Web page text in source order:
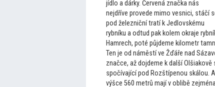
jídlo a dárky. Červená značka nás
nejdříve provede mimo vesnici, stáčí
pod železniční tratí k Jedlovskému
rybníku a odtud pak kolem okraje
Hamrech, poté půjdeme kilometr
Ten je od náměstí ve Žďáře nad
značce, až dojdeme k další
spočívající pod Rozštípenou skálou.
výšce 560 metrů mají v oblibě